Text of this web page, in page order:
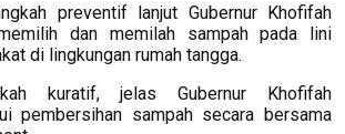
preventif lanjut Gubernur Khofifah
dan memilah sampah pada lini
di lingkungan rumah tangga.
kuratif, jelas Gubernur Khofifah
pembersihan sampah secara bersama